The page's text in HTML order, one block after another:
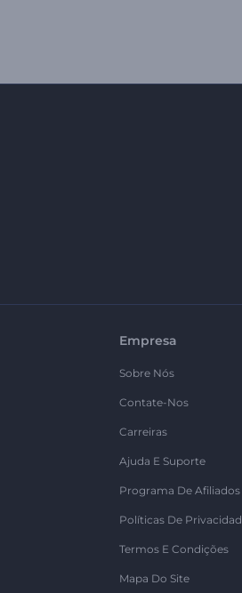
Empresa
Sobre Nós
Contate-Nos
Carreiras
Ajuda E Suporte
Programa De Afiliados
Políticas De
Termos E Condições
Mapa Do Site